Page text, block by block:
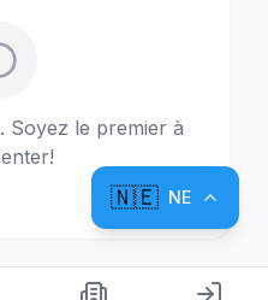
Soyez le premier à
🇳🇪 NE